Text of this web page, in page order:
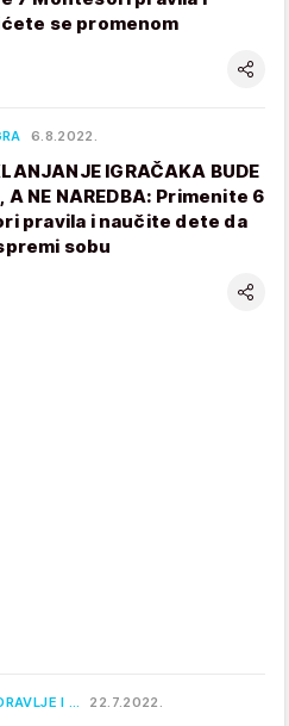
se promenom
6.8.2022.
IGRAČAKA BUDE
A NE NAREDBA: Primenite 6
pravila i naučite dete da
sobu
I … 22.7.2022.